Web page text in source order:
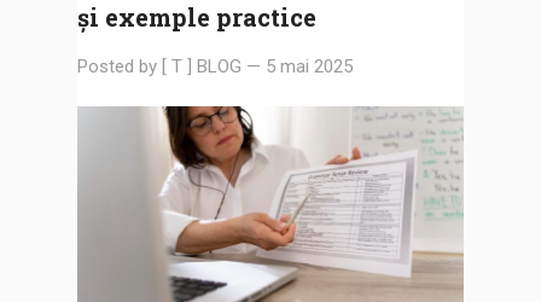
și exemple practice
Posted by [ T ] BLOG — 5 mai 2025